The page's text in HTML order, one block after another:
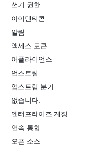
쓰기 권한
아이덴티콘
알림
액세스 토큰
어플라이언스
업스트림
업스트림 분기
없습니다.
엔터프라이즈 계정
연속 통합
오픈 소스